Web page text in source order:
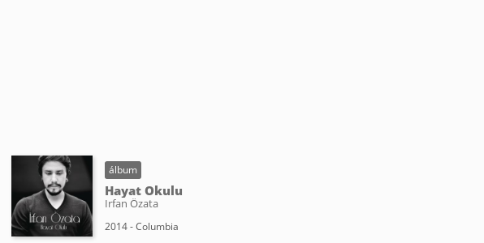
álbum
Hayat Okulu
Irfan Özata
2014 - Columbia